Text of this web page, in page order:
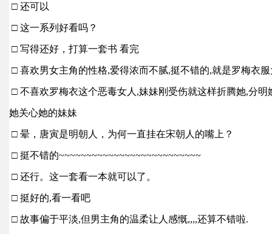
□ 还可以
□ 这一系列好看吗？
□ 写得还好，打算一套书 看完
□ 喜欢男女主角的性格,爱得浓而不腻,挺不错的,就是罗梅衣
□ 不喜欢罗梅衣这个恶毒女人,妹妹刚受伤就这样折腾她,分
她关心她的妹妹
□ 晕，唐寅是明朝人，为何一直挂在宋朝人的嘴上？
□ 挺不错的~~~~~~~~~~~~~~~~~~~~~~~~~~
□ 还行。这一套看一本就可以了。
□ 挺好的,看一看吧
□ 故事偏于平淡,但男主角的温柔让人感慨,,,,还算不错啦.